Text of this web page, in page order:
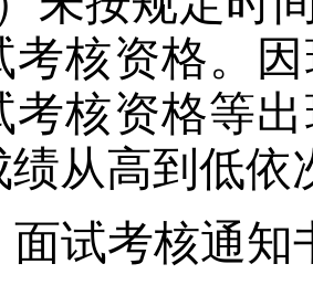
考核资格。
考核资格等
绩从高到低依
面试考核通知